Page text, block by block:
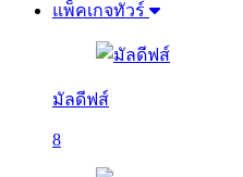
แพ็คเกจทัวร์
มัลดีฟส์
8